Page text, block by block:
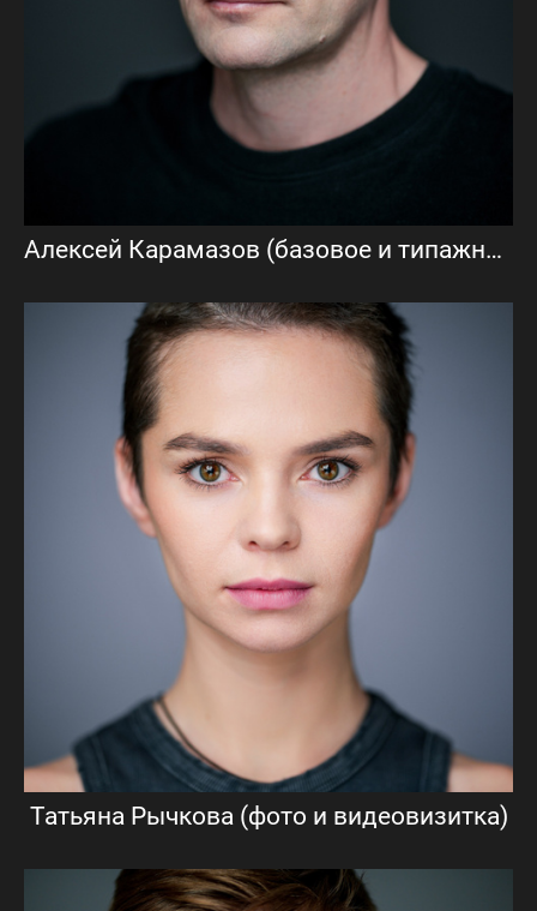
Алексей Карамазов (базовое и типажное актёрское портфолио)
Татьяна Рычкова (фото и видеовизитка)